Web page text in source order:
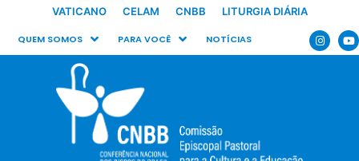
VATICANO CELAM CNBB LITURGIA DIÁRIA
QUEM SOMOS PARA VOCÊ NOTÍCIAS